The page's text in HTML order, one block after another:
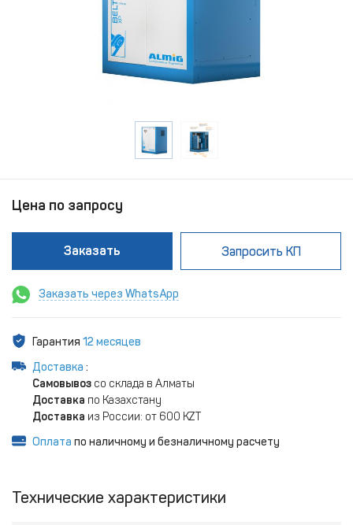
Цена по запросу
Заказать Запросить КП
Заказать через WhatsApp
Гарантия 12 месяцев
Доставка :
Самовывоз со склада в Алматы
Доставка по Казахстану
Доставка из России: от 600 KZT
Оплата по наличному и безналичному расчету
Технические характеристики